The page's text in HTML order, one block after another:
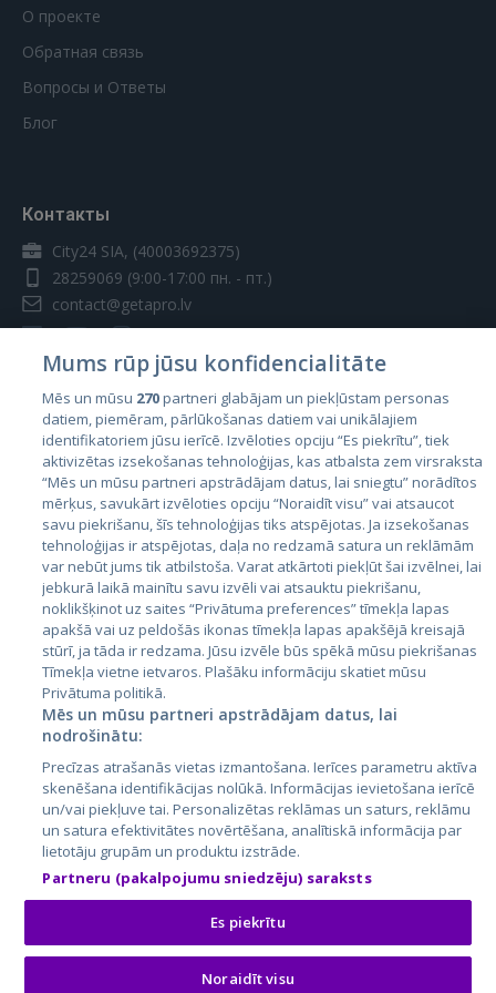
О проекте
Обратная связь
Вопросы и Ответы
Блог
Контакты
City24 SIA, (40003692375)
28259069 (9:00-17:00 пн. - пт.)
contact@getapro.lv
Страны
Эстония
Латвия
Литва
City24.lv
City24.ee
GetaPro.lv
GetaPro.ee
Skelbiu.lt
Autoplius.lt
Aruodas.lt
Kainos.lt
Paslaugos.lt
auto24.ee
KV.ee
Osta.ee
KuldneBörs.ee
Mums rūp jūsu konfidencialitāte
Mēs un mūsu 270partneri glabājam un piekļūstam personas
datiem, piemēram, pārlūkošanas datiem vai unikālajiem
identifikatoriem jūsu ierīcē. Izvēloties opciju “Es piekrītu”, tiek
aktivizētas izsekošanas tehnoloģijas, kas atbalsta zem virsraksta
“Mēs un mūsu partneri apstrādājam datus, lai sniegtu” norādītos
mērķus, savukārt izvēloties opciju “Noraidīt visu” vai atsaucot
savu piekrišanu, šīs tehnoloģijas tiks atspējotas. Ja izsekošanas
tehnoloģijas ir atspējotas, daļa no redzamā satura un reklāmām
var nebūt jums tik atbilstoša. Varat atkārtoti piekļūt šai izvēlnei, lai
jebkurā laikā mainītu savu izvēli vai atsauktu piekrišanu,
noklikšķinot uz saites “Privātuma preferences” tīmekļa lapas
apakšā vai uz peldošās ikonas tīmekļa lapas apakšējā kreisajā
stūrī, ja tāda ir redzama. Jūsu izvēle būs spēkā mūsu piekrišanas
Tīmekļa vietne ietvaros. Plašāku informāciju skatiet mūsu
Privātuma politikā.
Mēs un mūsu partneri apstrādājam datus, lai
nodrošinātu:
Precīzas atrašanās vietas izmantošana. Ierīces parametru aktīva
skenēšana identifikācijas nolūkā. Informācijas ievietošana ierīcē
un/vai piekļuve tai. Personalizētas reklāmas un saturs, reklāmu
un satura efektivitātes novērtēšana, analītiskā informācija par
lietotāju grupām un produktu izstrāde.
Partneru (pakalpojumu sniedzēju) saraksts
Es piekrītu
Noraidīt visu